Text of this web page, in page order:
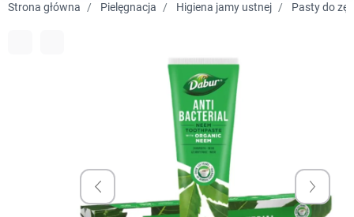
Strona główna Pielęgnacja Higiena jamy ustnej Pasty do